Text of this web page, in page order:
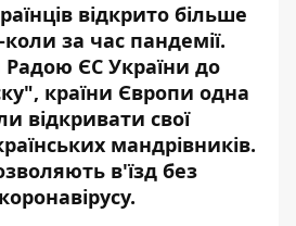
відкрито більше
за час пандемії.
Радою ЄС України до
", країни Європи одна
відкривати свої
мандрівників.
в'їзд без